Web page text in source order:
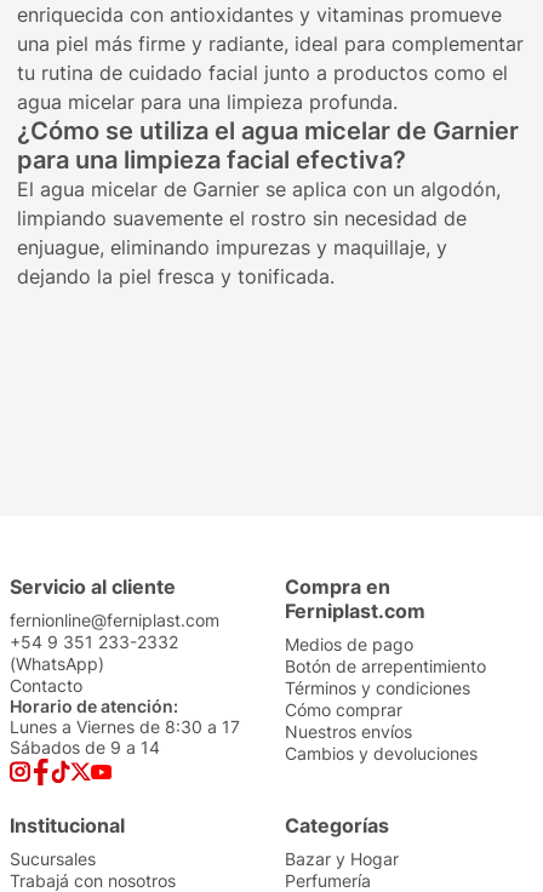
enriquecida con antioxidantes y vitaminas promueve
una piel más firme y radiante, ideal para complementar
tu rutina de cuidado facial junto a productos como el
agua micelar para una limpieza profunda.
¿Cómo se utiliza el agua micelar de Garnier
para una limpieza facial efectiva?
El agua micelar de Garnier se aplica con un algodón,
limpiando suavemente el rostro sin necesidad de
enjuague, eliminando impurezas y maquillaje, y
dejando la piel fresca y tonificada.
Servicio al cliente
fernionline@ferniplast.com
+54 9 351 233-2332
(WhatsApp)
Contacto
Horario de atención:
Lunes a Viernes de 8:30 a 17
Sábados de 9 a 14
Compra en
Ferniplast.com
Medios de pago
Botón de arrepentimiento
Términos y condiciones
Cómo comprar
Nuestros envíos
Cambios y devoluciones
Institucional
Sucursales
Trabajá con nosotros
Categorías
Bazar y Hogar
Perfumería